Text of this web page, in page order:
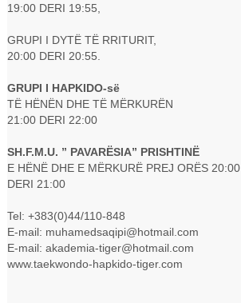
19:00 DERI 19:55,
GRUPI I DYTË TË RRITURIT,
20:00 DERI 20:55.
GRUPI I HAPKIDO-së
TË HËNËN DHE TË MËRKURËN
21:00 DERI 22:00
SH.F.M.U. ” PAVARËSIA” PRISHTINË
E HËNË DHE E MËRKURË PREJ ORËS 20:00
DERI 21:00
Tel: +383(0)44/110-848
E-mail: muhamedsaqipi@hotmail.com
E-mail: akademia-tiger@hotmail.com
www.taekwondo-hapkido-tiger.com